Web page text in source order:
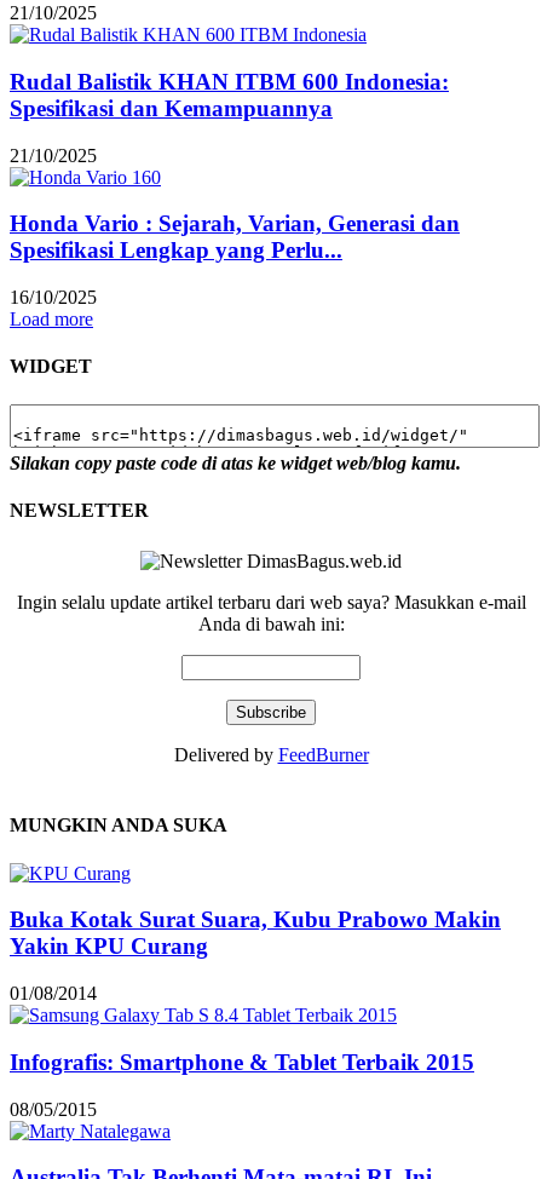
21/10/2025
Rudal Balistik KHAN ITBM 600 Indonesia:
Spesifikasi dan Kemampuannya
21/10/2025
Honda Vario : Sejarah, Varian, Generasi dan
Spesifikasi Lengkap yang Perlu...
16/10/2025
Load more
WIDGET
Silakan copy paste code di atas ke widget web/blog kamu.
NEWSLETTER
Ingin selalu update artikel terbaru dari web saya? Masukkan e-mail
Anda di bawah ini:
Delivered by FeedBurner
MUNGKIN ANDA SUKA
Buka Kotak Surat Suara, Kubu Prabowo Makin
Yakin KPU Curang
01/08/2014
Infografis: Smartphone & Tablet Terbaik 2015
08/05/2015